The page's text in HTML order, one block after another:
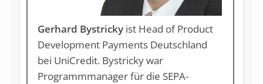
Gerhard Bystricky ist Head of Product
Development Payments Deutschland
bei UniCredit. Bystricky war
Programmmanager für die SEPA-